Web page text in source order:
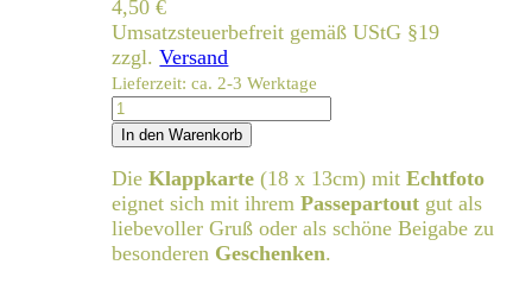
4,50€
Umsatzsteuerbefreit gemäß UStG §19
zzgl.Versand
Lieferzeit: ca. 2-3 Werktage
comics-
silversurfer
In den Warenkorb
DieKlappkarte (18 x 13cm) mitEchtfoto
eignet sich mit ihremPassepartout gut als
liebevoller Gruß oder als schöne Beigabe zu
besonderen Geschenken.